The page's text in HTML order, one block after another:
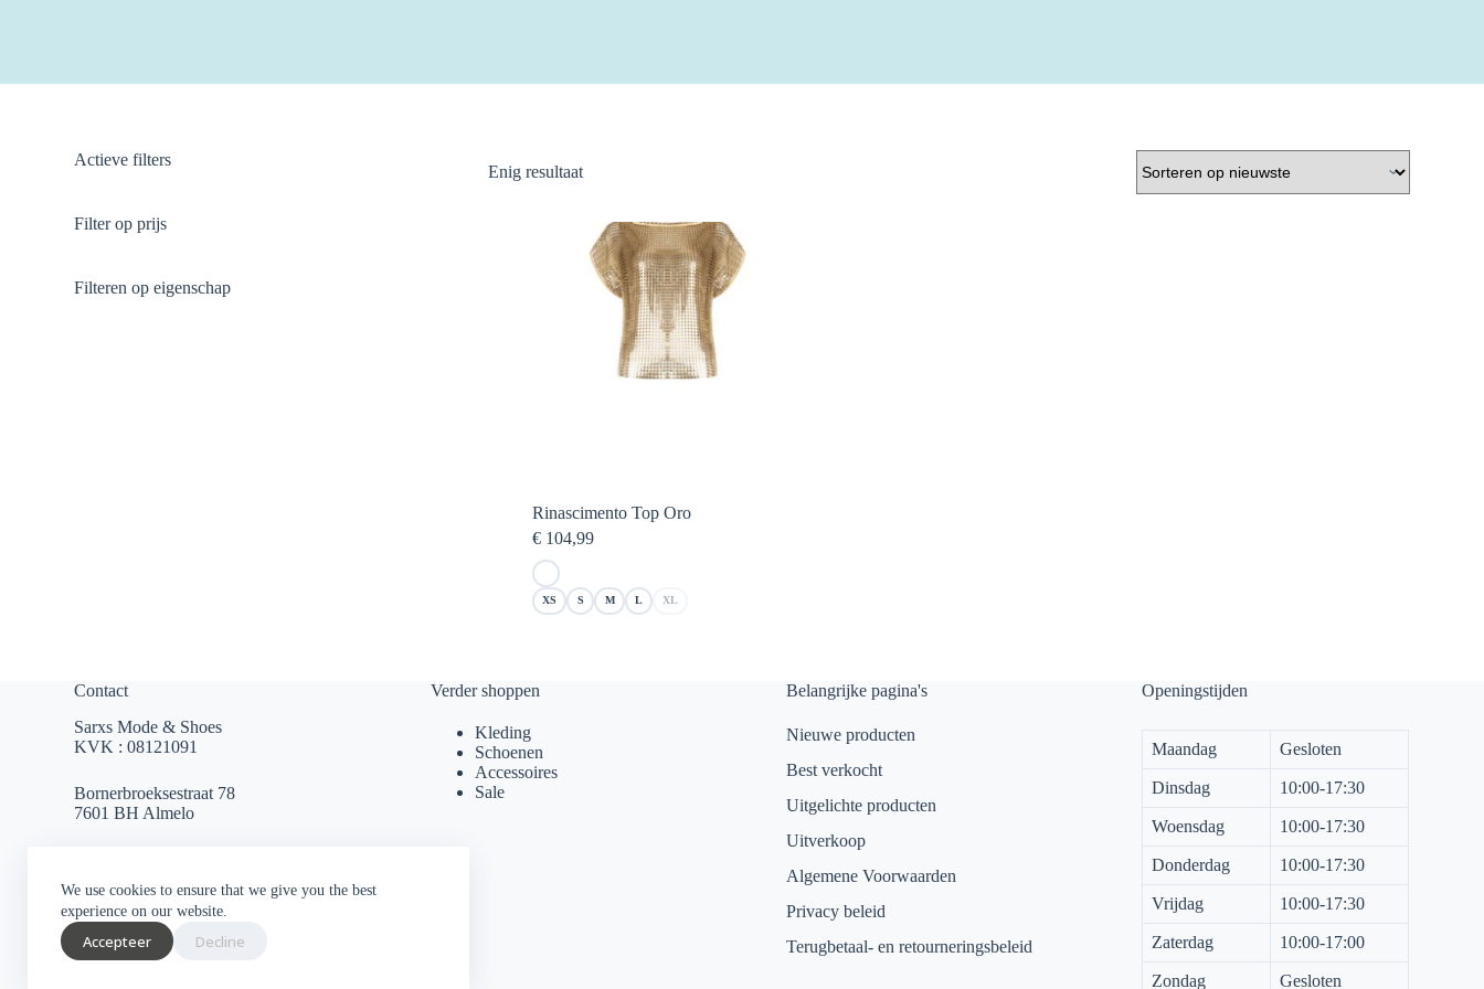
We use cookies to ensure that we give you the best
experience on our website.
Accepteer Decline
Enig resultaat
Rinascimento Top Oro
€ 104,99
XS S M L XL
Actieve filters
Filter op prijs
Filteren op eigenschap
Contact
Sarxs Mode & Shoes
KVK : 08121091
Bornerbroeksestraat 78
7601 BH Almelo
0546 812 230
Socials
Verder shoppen
Kleding
Schoenen
Accessoires
Sale
Belangrijke pagina's
Nieuwe producten
Best verkocht
Uitgelichte producten
Uitverkoop
Algemene Voorwaarden
Privacy beleid
Terugbetaal- en retourneringsbeleid
Openingstijden
Maandag Gesloten
Dinsdag 10:00-17:30
Woensdag 10:00-17:30
Donderdag 10:00-17:30
Vrijdag 10:00-17:30
Zaterdag 10:00-17:00
Zondag Gesloten